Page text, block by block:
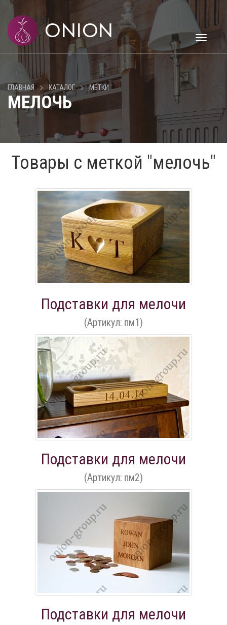
Toggle
ГЛАВНАЯ > КАТАЛОГ > МЕТКИ
МЕЛОЧЬ
Товары с меткой "мелочь"
Подставки для мелочи
(Артикул: пм1)
Подставки для мелочи
(Артикул: пм2)
Подставки для мелочи